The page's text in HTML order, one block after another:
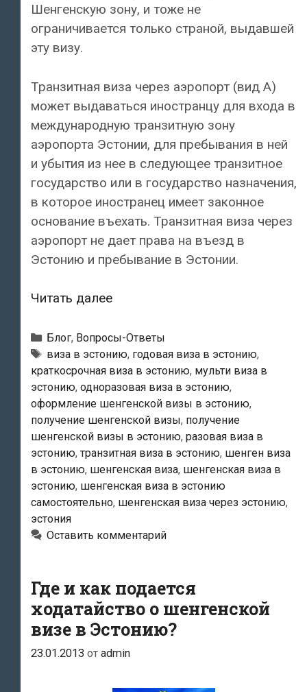
Шенгенскую зону, и тоже не
ограничивается только страной, выдавшей
эту визу.
Транзитная виза через аэропорт (вид А)
может выдаваться иностранцу для входа в
международную транзитную зону
аэропорта Эстонии, для пребывания в ней
и убытия из нее в следующее транзитное
государство или в государство назначения,
в которое иностранец имеет законное
основание въехать. Транзитная виза через
аэропорт не дает права на въезд в
Эстонию и пребывание в Эстонии.
Читать далееКакие
виды
шенгенской
визы?
Рубрики
Блог, Вопросы-Ответы
Метки
виза в эстонию, годовая виза в эстонию,
краткосрочная виза в эстонию, мульти виза в
эстонию, одноразовая виза в эстонию,
оформление шенгенской визы в эстонию,
получение шенгенской визы, получение
шенгенской визы в эстонию, разовая виза в
эстонию,транзитная виза в эстонию, шенген виза
в эстонию, шенгенская виза, шенгенская виза в
эстонию, шенгенская виза в эстонию
самостоятельно, шенгенская виза через эстонию,
эстония
Оставить комментарий
Где и как подается
ходатайство о шенгенской
визе в Эстонию?
23.01.2013 от admin